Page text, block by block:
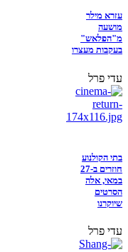
עזרא מילר
מושעה
מ"הפלאש"
בעקבות מעצרו
עדי פרל
בתי הקולנוע
חוזרים ב-27
במאי, אלה
הסרטים
שיוקרנו
עדי פרל